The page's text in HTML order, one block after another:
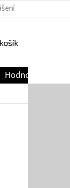
JAK NAKUPOVAT
Hodnocení